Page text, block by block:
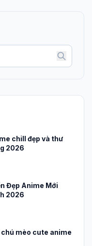
chill đẹp và thư
2026
Đẹp Anime Mới
2026
mèo cute anime